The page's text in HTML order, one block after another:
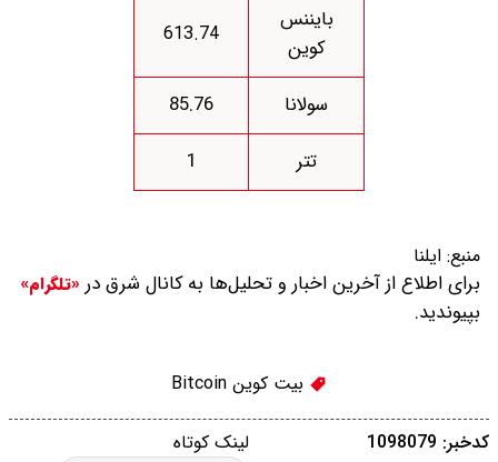
بایننس
کوین
613.74
سولانا
85.76
تتر
1
منبع: ایلنا
برای اطلاع از آخرین اخبار و تحلیل‌ها به کانال شرق در «تلگرام»
بپیوندید.
بیت کوین Bitcoin
لینک کوتاه کدخبر: 1098079